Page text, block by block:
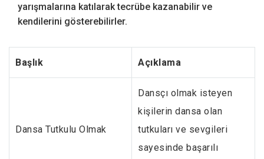
yarışmalarına katılarak tecrübe kazanabilir ve
kendilerini gösterebilirler.
Başlık Açıklama
Dansa Tutkulu Olmak
Dansçı olmak isteyen
kişilerin dansa olan
tutkuları ve sevgileri
sayesinde başarılı